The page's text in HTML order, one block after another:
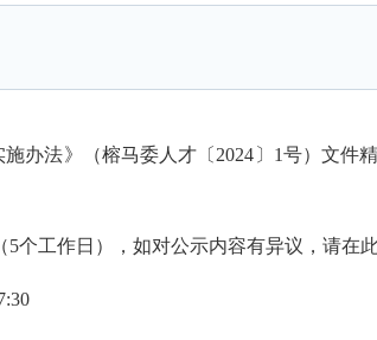
法》（榕马委人才〔2024〕1号）文件
工作日），如对公示内容有异议，请在